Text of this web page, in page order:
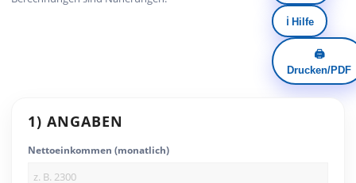
ℹ️ Hilfe
🖨️
Drucken/PDF
1) ANGABEN
Nettoeinkommen (monatlich)